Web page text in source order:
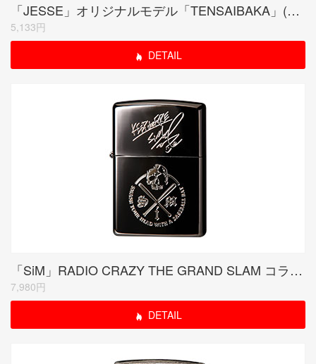
「JESSE」オリジナルモデル「TENSAIBAKA」(受注生産限定品)
5,133円
DETAIL
「SiM」RADIO CRAZY THE GRAND SLAM コラボモデル ブラックニッケル
7,980円
DETAIL